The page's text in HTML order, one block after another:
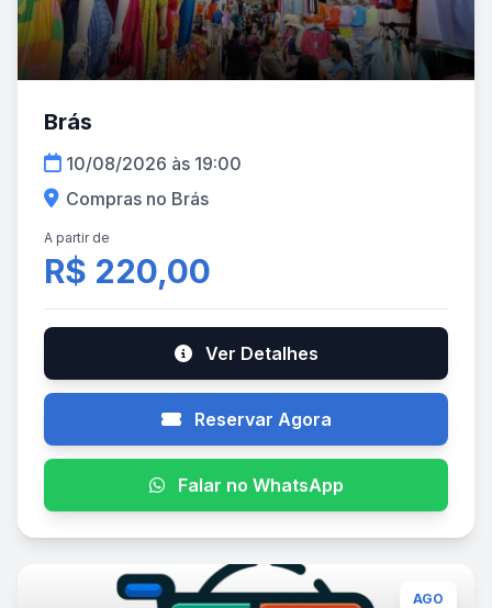
Brás
10/08/2026 às 19:00
Compras no Brás
A partir de
R$ 220,00
Ver Detalhes
Reservar Agora
Falar no WhatsApp
AGO